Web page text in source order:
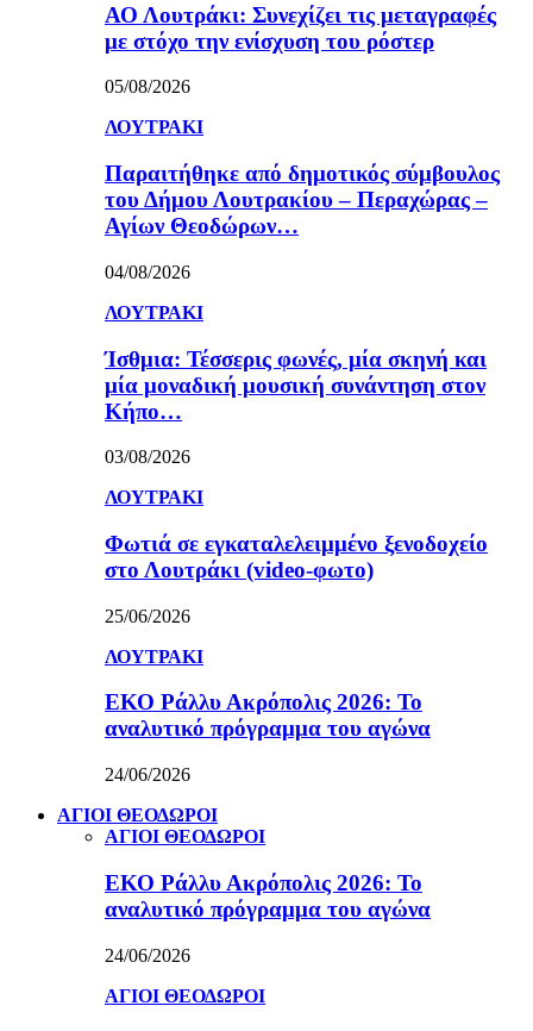
ΑΟ Λουτράκι: Συνεχίζει τις μεταγραφές
με στόχο την ενίσχυση του ρόστερ
05/08/2026
ΛΟΥΤΡΑΚΙ
Παραιτήθηκε από δημοτικός σύμβουλος
του Δήμου Λουτρακίου – Περαχώρας –
Αγίων Θεοδώρων…
04/08/2026
ΛΟΥΤΡΑΚΙ
Ίσθμια: Τέσσερις φωνές, μία σκηνή και
μία μοναδική μουσική συνάντηση στον
Κήπο…
03/08/2026
ΛΟΥΤΡΑΚΙ
Φωτιά σε εγκαταλελειμμένο ξενοδοχείο
στο Λουτράκι (video-φωτο)
25/06/2026
ΛΟΥΤΡΑΚΙ
ΕΚΟ Ράλλυ Ακρόπολις 2026: Το
αναλυτικό πρόγραμμα του αγώνα
24/06/2026
ΑΓΙΟΙ ΘΕΟΔΩΡΟΙ
ΑΓΙΟΙ ΘΕΟΔΩΡΟΙ
ΕΚΟ Ράλλυ Ακρόπολις 2026: Το
αναλυτικό πρόγραμμα του αγώνα
24/06/2026
ΑΓΙΟΙ ΘΕΟΔΩΡΟΙ